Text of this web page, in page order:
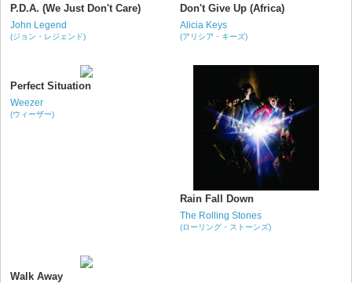
P.D.A. (We Just Don't Care)
John Legend
(ジョン・レジェンド)
Don't Give Up (Africa)
Alicia Keys
(アリシア・キーズ)
Perfect Situation
Weezer
(ウィーザー)
Rain Fall Down
The Rolling Stones
(ローリング・ストーンズ)
Walk Away